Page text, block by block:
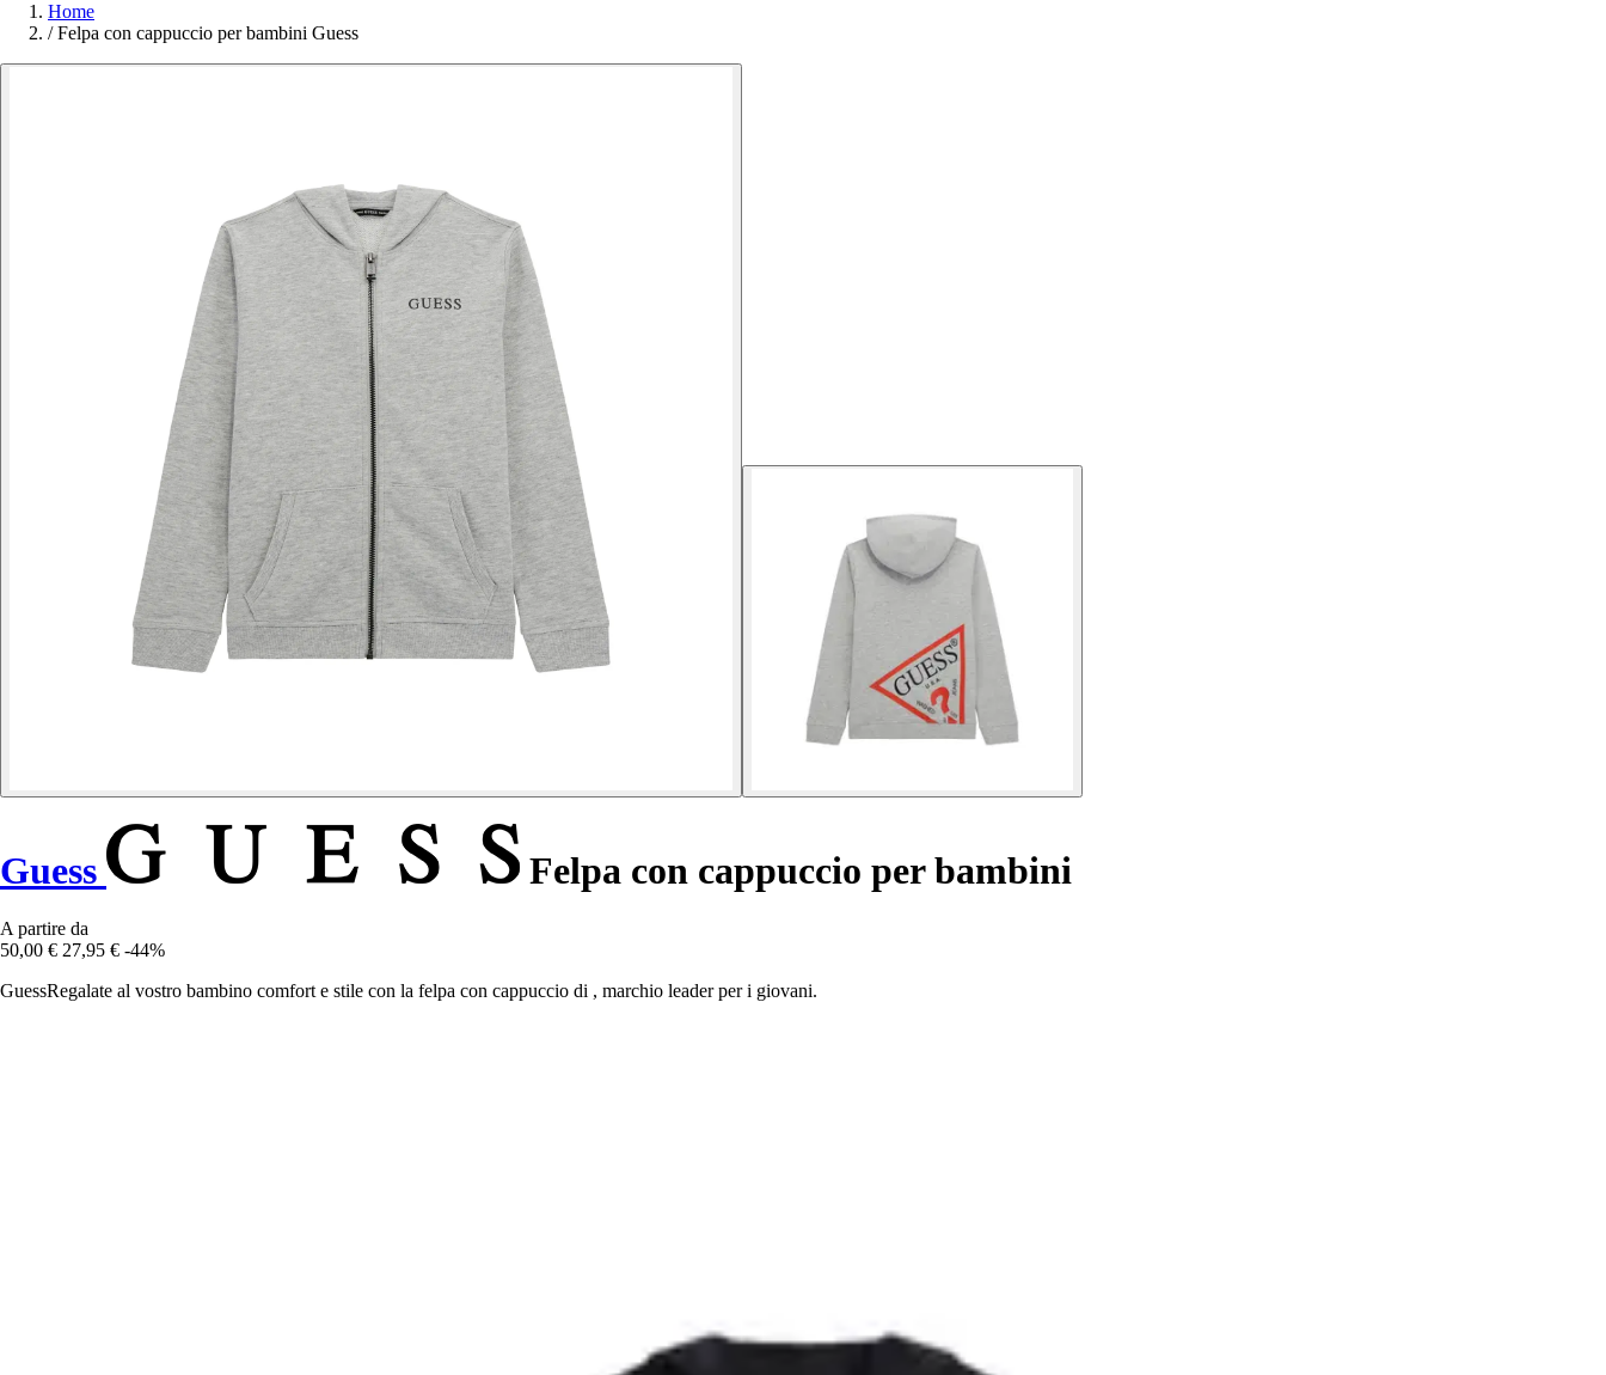
Home
/ Felpa con cappuccio per bambini Guess
Guess Felpa con cappuccio per bambini
A partire da
50,00 € 27,95 € -44%
GuessRegalate al vostro bambino comfort e stile con la felpa con cappuccio di , marchio leader per i giovani.